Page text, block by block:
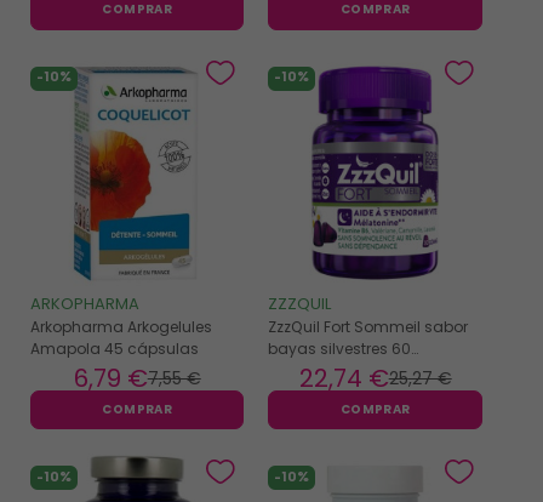
COMPRAR COMPRAR
-10%
ARKOPHARMA
Arkopharma Arkogelules
Amapola 45 cápsulas
7,55 €
6,79 €
COMPRAR
-10%
ZZZQUIL
ZzzQuil Fort Sommeil sabor
bayas silvestres 60
gominolas
25,27 €
22,74 €
COMPRAR
-10% -10%